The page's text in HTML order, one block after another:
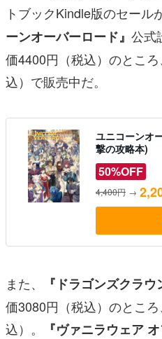
その他
電ファミニコゲーマーとは？
運営：株式会社マレ
トブックKindle版のセール
ーンオーバーロード』 公式
価4400円（税込）のとこ
込）で販売中だ。
ユニコーンオ
撃の攻略本)
50%OFF
4,400円 →
また、 『ドラゴンズクラウ
価3080円（税込）のとこ
込）。
『ヴァニラウェア